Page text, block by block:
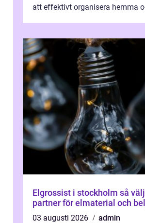
att effektivt organisera hemma
Elgrossist i stockholm så väljer du rätt
partner för elmaterial och
03 augusti 2026
admin